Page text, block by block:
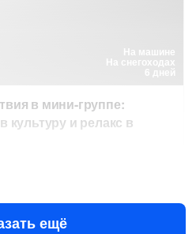
На машине
На снегоходах
6 дней
в мини-группе:
культуру и релакс в
ещё